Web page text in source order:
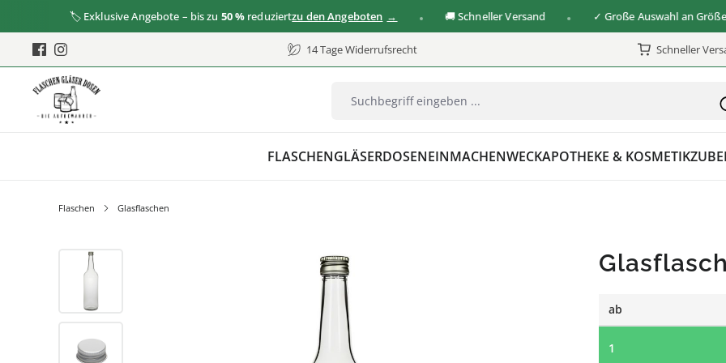
🏷️ Exklusive Angebote – bis zu50 % reduziertzu den Angeboten 🚚 Schneller Versand ✓ Große Auswahl an Größen &
14 Tage Widerrufsrecht Schneller
FLASCHENGLÄSERDOSENEINMACHENWECKAPOTHEKE & KOSMETIK
Flaschen Glasflaschen
Bildergalerie überspringen
ab
1